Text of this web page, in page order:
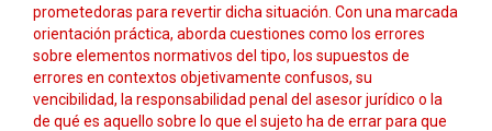
prometedoras para revertir dicha situación. Con una marcada
orientación práctica, aborda cuestiones como los errores
sobre elementos normativos del tipo, los supuestos de
errores en contextos objetivamente confusos, su
vencibilidad, la responsabilidad penal del asesor jurídico o la
de qué es aquello sobre lo que el sujeto ha de errar para que